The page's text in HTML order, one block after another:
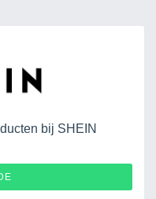
bij SHEIN